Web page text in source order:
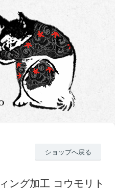
ショップへ戻る
ング加工 コウモリト